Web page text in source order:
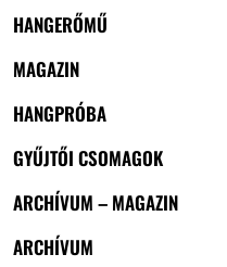
HANGERŐMŰ
MAGAZIN
HANGPRÓBA
GYŰJTŐI CSOMAGOK
ARCHÍVUM – MAGAZIN
ARCHÍVUM